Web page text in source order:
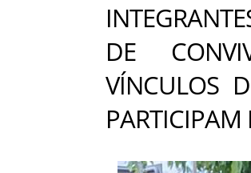
DE
VÍNCULOS
PARTICIPAM